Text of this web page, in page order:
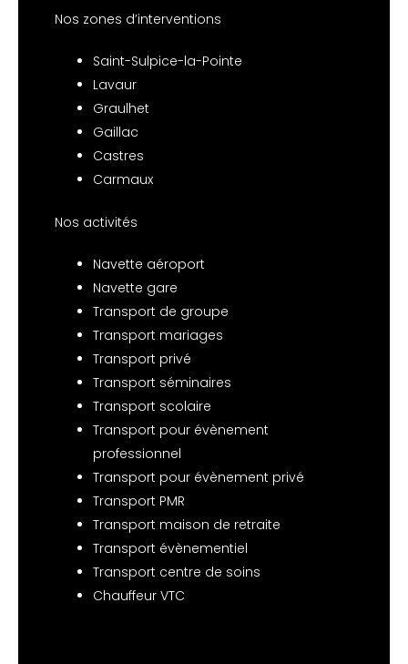
Nos zones d’interventions
Saint-Sulpice-la-Pointe
Lavaur
Graulhet
Gaillac
Castres
Carmaux
Nos activités
Navette aéroport
Navette gare
Transport de groupe
Transport mariages
Transport privé
Transport séminaires
Transport scolaire
Transport pour évènement
professionnel
Transport pour évènement privé
Transport PMR
Transport maison de retraite
Transport évènementiel
Transport centre de soins
Chauffeur VTC